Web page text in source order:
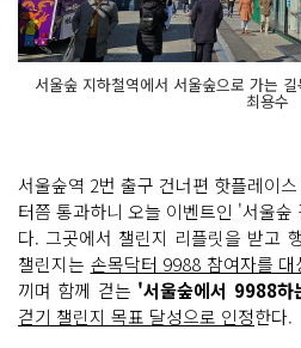
서울숲 지하철역에서 서울숲으로 가는
최용수
서울숲역 2번 출구 건너편 핫플레이
터쯤 통과하니 오늘 이벤트인 '서울
다. 그곳에서 챌린지 리플릿을 받고
챌린지는 손목닥터 9988 참여자를 대
끼며 함께 걷는 '서울숲에서 9988하
걷기 챌린지 목표 달성으로 인정한다.